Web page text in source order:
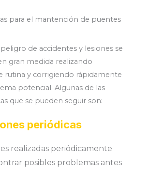
para el mantención de puentes
de accidentes y lesiones se
gran medida realizando
rutina y corrigiendo rápidamente
potencial. Algunas de las
que se pueden seguir son:
periódicas
realizadas periódicamente
posibles problemas antes